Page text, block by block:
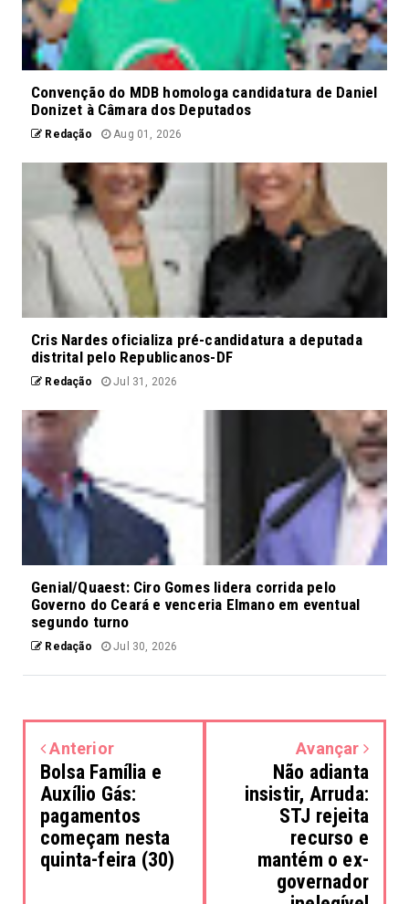
Convenção do MDB homologa candidatura de Daniel
Donizet à Câmara dos Deputados
Redação Aug 01, 2026
Cris Nardes oficializa pré-candidatura a deputada
distrital pelo Republicanos-DF
Redação Jul 31, 2026
Genial/Quaest: Ciro Gomes lidera corrida pelo
Governo do Ceará e venceria Elmano em eventual
segundo turno
Redação Jul 30, 2026
Anterior
Bolsa Família e
Auxílio Gás:
pagamentos
começam nesta
quinta-feira (30)
Avançar
Não adianta
insistir, Arruda:
STJ rejeita
recurso e
mantém o ex-
governador